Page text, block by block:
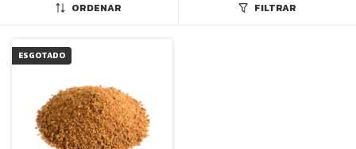
ORDENAR FILTRAR
ESGOTADO